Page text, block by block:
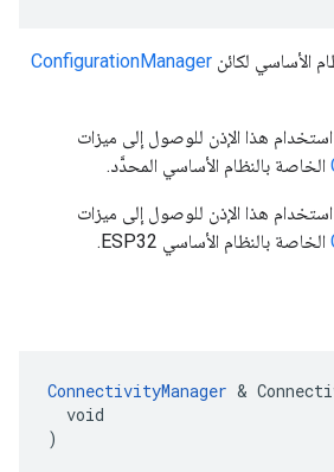
الأساسي لكائن ConfigurationManager
الخاصة بالنظام الأساسي المحدَّد.
الخاصة بالنظام الأساسي ESP32.
ConnectivityManager &
  void
)